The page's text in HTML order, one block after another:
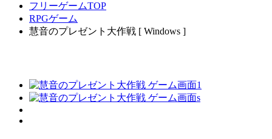
フリーゲームTOP
RPGゲーム
慧音のプレゼント大作戦 [ Windows ]